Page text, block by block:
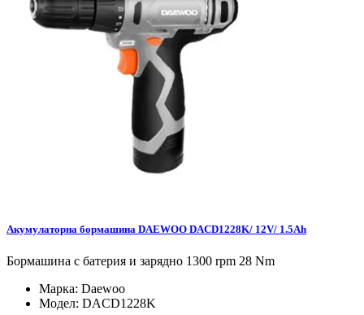
Акумулаторна бормашина DAEWOO DACD1228K/ 12V/ 1.5Ah
Бормашина с батерия и зарядно 1300 rpm 28 Nm
Марка: Daewoo
Модел: DACD1228K